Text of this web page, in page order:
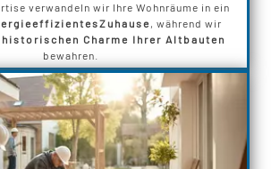
verwandeln wir Ihre Wohnräume in ein
Zuhause , während wir
historischen Charme Ihrer Altbauten
bewahren.